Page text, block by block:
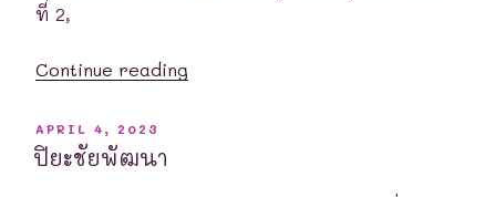
ที่ 2,
Continue reading
POSTED
ON
APRIL 4, 2023
ปิยะชัยพัฒนา